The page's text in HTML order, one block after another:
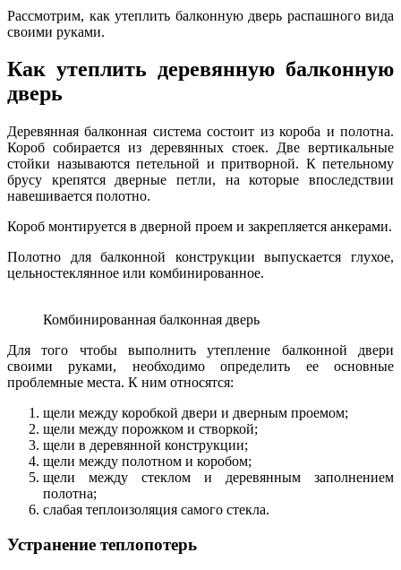
Рассмотрим, как утеплить балконную дверь распашного вида
своими руками.
Как утеплить деревянную балконную
дверь
Деревянная балконная система состоит из короба и полотна.
Короб собирается из деревянных стоек. Две вертикальные
стойки называются петельной и притворной. К петельному
брусу крепятся дверные петли, на которые впоследствии
навешивается полотно.
Короб монтируется в дверной проем и закрепляется анкерами.
Полотно для балконной конструкции выпускается глухое,
цельностеклянное или комбинированное.
Комбинированная балконная дверь
Для того чтобы выполнить утепление балконной двери
своими руками, необходимо определить ее основные
проблемные места. К ним относятся:
щели между коробкой двери и дверным проемом;
щели между порожком и створкой;
щели в деревянной конструкции;
щели между полотном и коробом;
щели между стеклом и деревянным заполнением
полотна;
слабая теплоизоляция самого стекла.
Устранение теплопотерь